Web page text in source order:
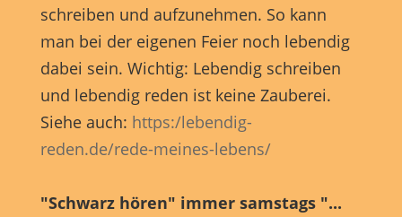
schreiben und aufzunehmen. So kann
man bei der eigenen Feier noch lebendig
dabei sein. Wichtig: Lebendig schreiben
und lebendig reden ist keine Zauberei.
Siehe auch: https:/lebendig-
reden.de/rede-meines-lebens/
"Schwarz hören" immer samstags "...